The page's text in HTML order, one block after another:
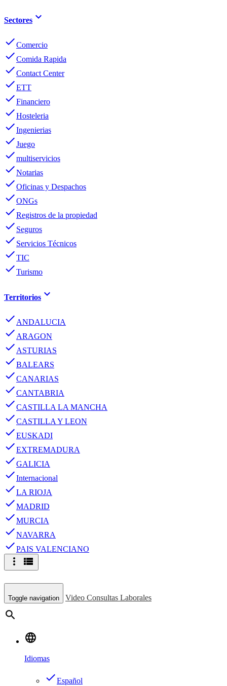
Sectores keyboard_arrow_down
doneComercio
doneComida Rapida
doneContact Center
doneETT
doneFinanciero
doneHosteleria
doneIngenierias
doneJuego
donemultiservicios
doneNotarias
doneOficinas y Despachos
doneONGs
doneRegistros de la propiedad
done Seguros
done Servicios Técnicos
doneTIC
doneTurismo
Territorios keyboard_arrow_down
done ANDALUCIA
done ARAGON
done ASTURIAS
doneBALEARS
doneCANARIAS
doneCANTABRIA
doneCASTILLA LA MANCHA
doneCASTILLA Y LEON
doneEUSKADI
doneEXTREMADURA
doneGALICIA
doneInternacional
doneLA RIOJA
doneMADRID
doneMURCIA
doneNAVARRA
donePAIS VALENCIANO
more_vert view_list
Toggle navigation Video Consultas Laborales
search
language
Idiomas
doneEspañol